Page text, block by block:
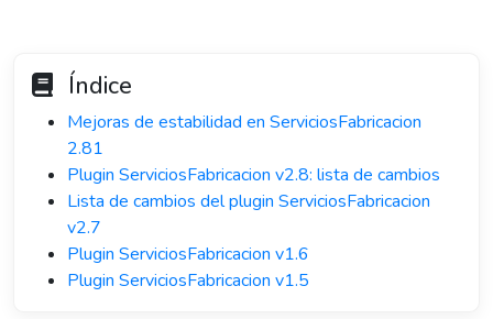
Índice
Mejoras de estabilidad en ServiciosFabricacion
2.81
Plugin ServiciosFabricacion v2.8: lista de cambios
Lista de cambios del plugin ServiciosFabricacion
v2.7
Plugin ServiciosFabricacion v1.6
Plugin ServiciosFabricacion v1.5